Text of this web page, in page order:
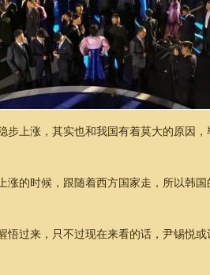
步上涨，其实也和我国有着莫大的原因
涨的时候，跟随着西方国家走，所以韩
悟过来，只不过现在来看的话，尹锡悦